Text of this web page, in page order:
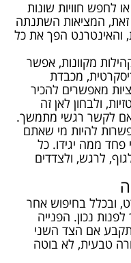
לחפש חוויות שונות
זאת, המציאות השתנתה
והאינטרנט הפך את כל
מקוונות, אפשר
מכבדת
מאפשרים להכיר
ולבחון לאן זה
לקשר רגשי מתמשך.
להיות מי שאתם
פחד ממה יגידו. כל
לרגש, ולצדדים
ובכלל בחיפוש אחר
נכון. הפנייה
אם הצד השני
טבעית, לא בוטה